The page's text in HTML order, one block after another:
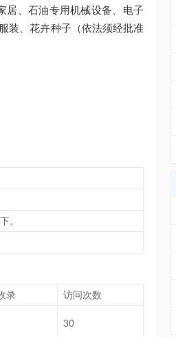
居、石油专用机械设备、电子
装、花卉种子（依法须经批准
。
录 访问次数
30